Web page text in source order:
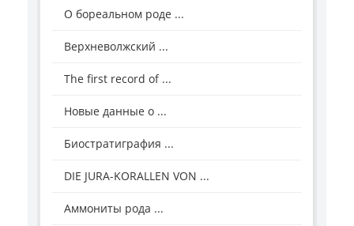
О бореальном роде ...
Верхневолжский ...
The first record of ...
Новые данные о ...
Биостратиграфия ...
DIE JURA-KORALLEN VON ...
Аммониты рода ...